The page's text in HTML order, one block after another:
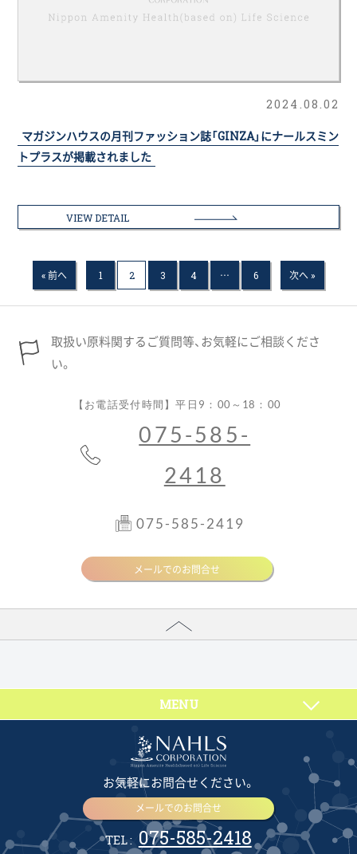
2024.08.02
マガジンハウスの月刊ファッション誌「GINZA」にナールスミン
トプラスが掲載されました
VIEW DETAIL
« 前へ 1 2 3 4 … 6 次へ »
取扱い原料関するご質問等、お気軽にご相談くださ
い。
【お電話受付時間】平日9：00～18：00
075-585-
2418
075-585-2419
メールでのお問合せ
MENU
お気軽にお問合せください。
メールでのお問合せ
TEL : 075-585-2418